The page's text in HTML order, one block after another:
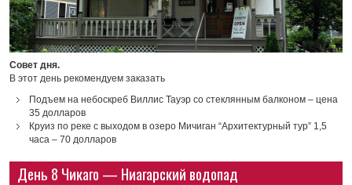
Совет дня.
В этот день рекомендуем заказать
Подъем на небоскреб Виллис Тауэр со стеклянным балконом – цена
35 долларов
Круиз по реке с выходом в озеро Мичиган “Архитектурный тур” 1,5
часа – 70 долларов
День 8 Чикаго — Ниагарский водопад